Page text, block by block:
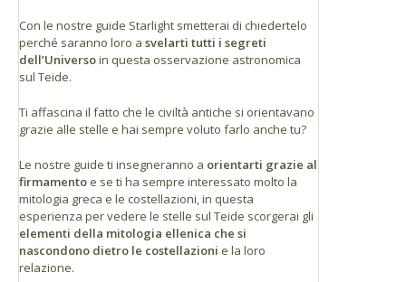
Nazionale del Teide, via di acceso per le zone
turistiche di Playa de Las Américas e Los
Cristianos.
Prendere la strada TF-24 da La Laguna a Portillo
de la Villa (Carretera de la Esperanza), che si
collega alla TF-21 che si congiunge con la stazione
base della Funivia al km 43.
Distanze
Il Teide si trova all’incirca a un’ora di distanza in
macchina da qualsiasi punto dell’isola.
Con le nostre guide Starlight smetterai di chiedertelo
perché saranno loro a svelarti tutti i segreti
dell’Universoin questa osservazione astronomica
sul Teide.
Ti affascina il fatto che le civiltà antiche si orientavano
grazie alle stelle e hai sempre voluto farlo anche tu?
Le nostre guide ti insegneranno a orientarti grazie al
firmamento e se ti ha sempre interessato molto la
mitologia greca e le costellazioni, in questa
esperienza per vedere le stelle sul Teide scorgerai gli
elementi della mitologia ellenica che si
nascondono dietro le costellazioni e la loro
relazione.